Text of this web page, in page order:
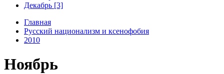
Декабрь [3]
Главная
Русский национализм и ксенофобия
2010
Ноябрь